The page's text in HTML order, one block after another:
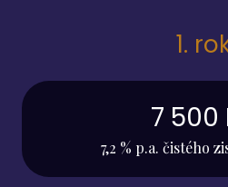
1.
7 500
7,2 % p.a. čistého